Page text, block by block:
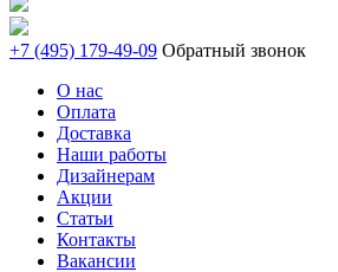
+7 (495) 179-49-09 Обратный звонок
О нас
Оплата
Доставка
Наши работы
Дизайнерам
Акции
Статьи
Контакты
Вакансии